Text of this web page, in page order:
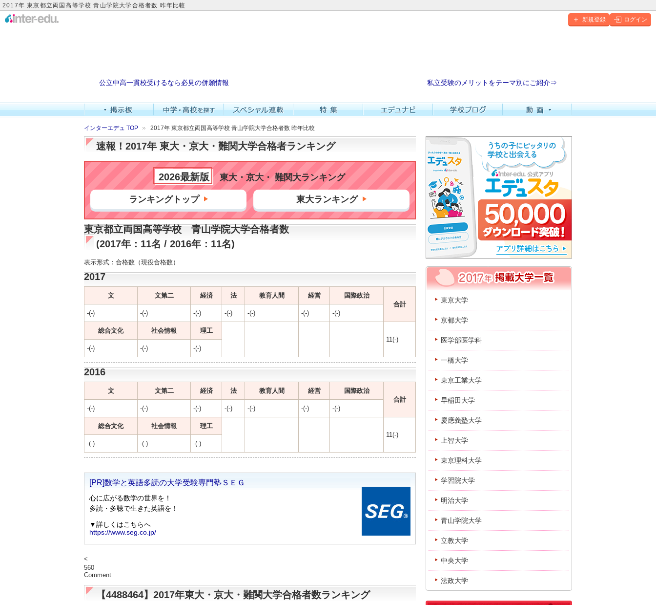
2017年 東京都立両国高等学校 青山学院大学合格者数 昨年比較
新規登録 ログイン
公立中高一貫校受けるなら必見の併願情報 私立受験のメリットをテーマ別にご紹介⇒
インターエデュ TOP 2017年 東京都立両国高等学校 青山学院大学合格者数 昨年比較
速報！2017年 東大・京大・難関大学合格者ランキング
2026最新版 東大・京大・ 難関大ランキング
ランキングトップ 東大ランキング
東京都立両国高等学校 青山学院大学合格者数
(2017年：11名 / 2016年：11名)
表示形式：合格数（現役合格数）
2017
文 文第二 経済 法 教育人間 経営
国際政治
合計
-(-)
-(-) -(-) -(-) -(-) -(-) -(-)
総合文化 社会情報
理工
11(-)
-(-)
-(-) -(-)
2016
文 文第二 経済 法 教育人間 経営
国際政治
合計
-(-)
-(-) -(-) -(-) -(-) -(-) -(-)
総合文化 社会情報
理工
11(-)
-(-)
-(-) -(-)
<
560
Comment
【4488464】2017年東大・京大・難関大学合格者数ランキング
東京大学
京都大学
医学部医学科
一橋大学
東京工業大学
早稲田大学
慶應義塾大学
上智大学
東京理科大学
学習院大学
明治大学
青山学院大学
立教大学
中央大学
法政大学